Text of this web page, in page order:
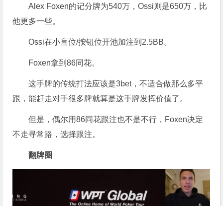
Alex Foxen的记分牌为540万，Ossi则是650万，比
他更多一些。
Ossi在小盲位/按钮位开池加注到2.5BB。
Foxen拿到86同花。
这手牌的传统打法应该是3bet，不适合做那么多平
跟，能赶走对手很多牌就算是这手牌发挥价值了。
但是，偶尔用86同花跟注也不是不行，Foxen决定
不走寻常路，选择跟注。
翻牌圈